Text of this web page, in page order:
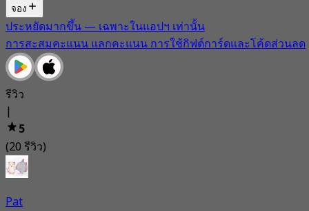
จอง
ประหยัดมากขึ้น — เฉพาะในแอปฯ เท่านั้น
การสะสมคะแนน แลกคะแนน การใช้กิฟต์การ์ดและโค้ดส่วนลด
รีวิว
|
5
(20 รีวิว)
Pat